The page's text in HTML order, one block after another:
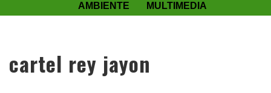
AMBIENTE
MULTIMEDIA
cartel rey jayon